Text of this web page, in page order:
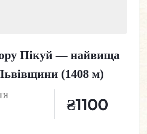
Пікуй — найвища
(1408 м)
₴1100